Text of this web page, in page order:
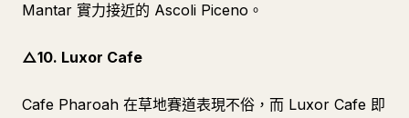
Mantar 實力接近的 Ascoli Piceno。
△10. Luxor Cafe
Cafe Pharoah 在草地賽道表現不俗，而 Luxor Cafe 即